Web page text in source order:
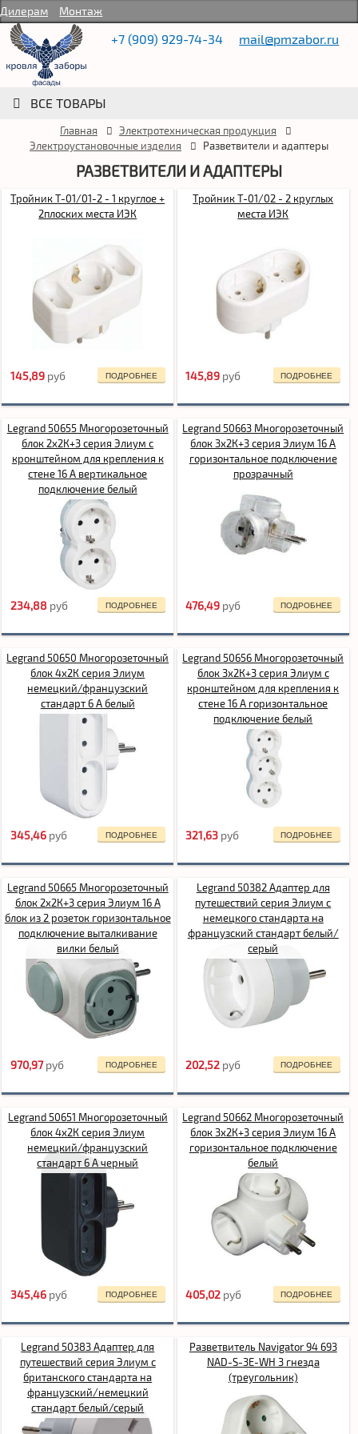
Дилерам Монтаж
+7 (909) 929-74-34 mail@pmzabor.ru
ВСЕ ТОВАРЫ
Главная
Электротехническая продукция
Электроустановочные изделия
Разветвители и адаптеры
РАЗВЕТВИТЕЛИ И АДАПТЕРЫ
Тройник Т-01/01-2 - 1 круглое +
2плоских места ИЭК
ПОДРОБНЕЕ
145,89 pуб
Тройник Т-01/02 - 2 круглых
места ИЭК
ПОДРОБНЕЕ
145,89 pуб
Legrand 50655 Многорозеточный
блок 2x2К+3 серия Элиум с
кронштейном для крепления к
стене 16 А вертикальное
подключение белый
ПОДРОБНЕЕ
234,88 pуб
Legrand 50663 Многорозеточный
блок 3x2К+3 серия Элиум 16 А
горизонтальное подключение
прозрачный
ПОДРОБНЕЕ
476,49 pуб
Legrand 50650 Многорозеточный
блок 4x2К серия Элиум
немецкий/французский
стандарт 6 А белый
ПОДРОБНЕЕ
345,46 pуб
Legrand 50656 Многорозеточный
блок 3x2К+3 серия Элиум с
кронштейном для крепления к
стене 16 А горизонтальное
подключение белый
ПОДРОБНЕЕ
321,63 pуб
Legrand 50665 Многорозеточный
блок 2x2К+3 серия Элиум 16 А
блок из 2 розеток горизонтальное
подключение выталкивание
вилки белый
ПОДРОБНЕЕ
970,97 pуб
Legrand 50382 Адаптер для
путешествий серия Элиум с
немецкого стандарта на
французский стандарт белый/
серый
ПОДРОБНЕЕ
202,52 pуб
Legrand 50651 Многорозеточный
блок 4x2К серия Элиум
немецкий/французский
стандарт 6 А черный
ПОДРОБНЕЕ
345,46 pуб
Legrand 50662 Многорозеточный
блок 3x2К+3 серия Элиум 16 А
горизонтальное подключение
белый
ПОДРОБНЕЕ
405,02 pуб
Legrand 50383 Адаптер для
путешествий серия Элиум с
британского стандарта на
французский/немецкий
стандарт белый/серый
Разветвитель Navigator 94 693
NAD-S-3E-WH 3 гнезда
(треугольник)